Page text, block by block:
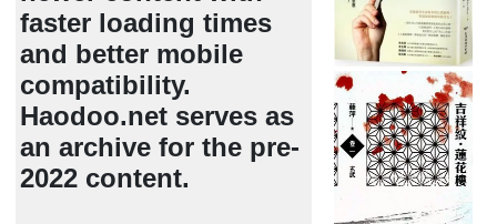
faster loading times
and better mobile
compatibility.
Haodoo.net serves as
an archive for the pre-
2022 content.